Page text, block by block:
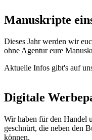
Manuskripte
Dieses Jahr werden wir
ohne Agentur eure
Aktuelle Infos gibt's auf
Digitale
Wir haben für den Handel
geschnürt, die neben den
können.